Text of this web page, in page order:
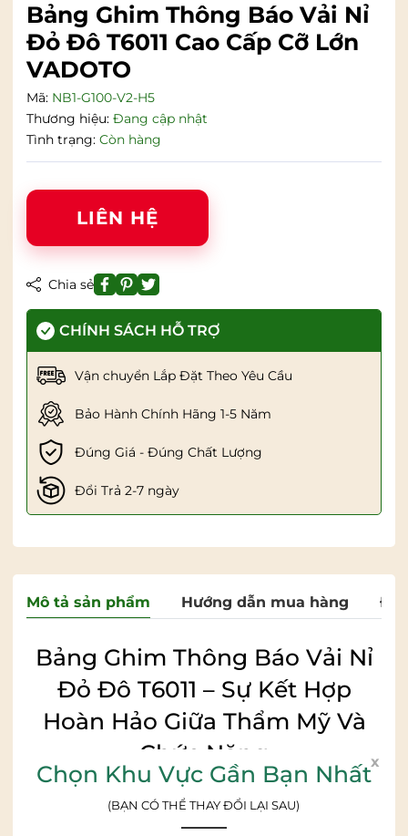
Bảng Ghim Thông Báo Vải Nỉ
Đỏ Đô T6011 Cao Cấp Cỡ Lớn
VADOTO
Mã: NB1-G100-V2-H5
Thương hiệu: Đang cập nhật
Tình trạng: Còn hàng
LIÊN HỆ
Chia sẻ
CHÍNH SÁCH HỖ TRỢ
Vận chuyển Lắp Đặt Theo Yêu Cầu
Bảo Hành Chính Hãng 1-5 Năm
Đúng Giá - Đúng Chất Lượng
Đổi Trả 2-7 ngày
Mô tả sản phẩm Hướng dẫn mua hàng
Bảng Ghim Thông Báo Vải Nỉ
Đỏ Đô T6011 – Sự Kết Hợp
Hoàn Hảo Giữa Thẩm Mỹ Và
Chức Năng
Bạn đang tìm kiếm một giải pháp thông báo hiệu quả,
chuyên nghiệp và mang lại điểm nhấn thẩm mỹ cho
Bảng ghim thông báo vải nỉ
x
Chọn Khu Vực Gần Bạn Nhất
(BẠN CÓ THỂ THAY ĐỔI LẠI SAU)